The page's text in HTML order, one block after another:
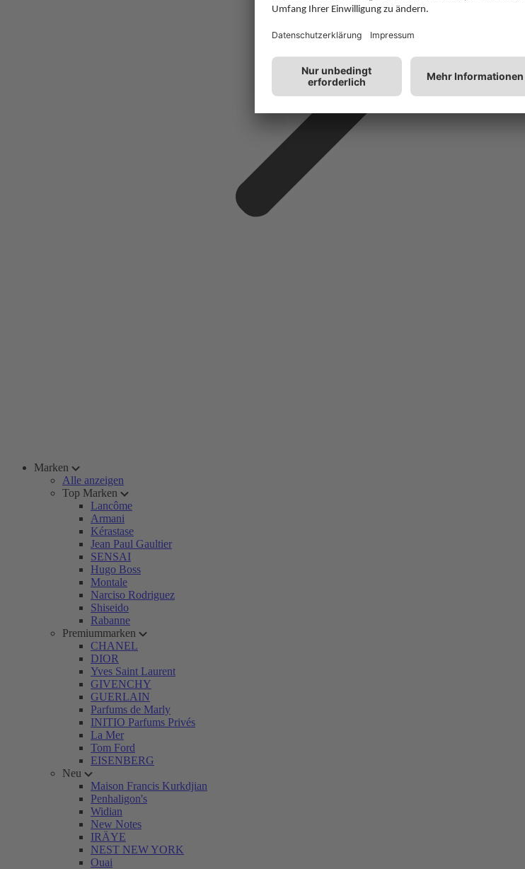
Marken
Alle anzeigen
Top Marken
Lancôme
Armani
Kérastase
Jean Paul Gaultier
SENSAI
Hugo Boss
Montale
Narciso Rodriguez
Shiseido
Rabanne
Premiummarken
CHANEL
DIOR
Yves Saint Laurent
GIVENCHY
GUERLAIN
Parfums de Marly
INITIO Parfums Privés
La Mer
Tom Ford
EISENBERG
Neu
Maison Francis Kurkdjian
Penhaligon's
Widian
New Notes
IRÄYE
NEST NEW YORK
Ouai